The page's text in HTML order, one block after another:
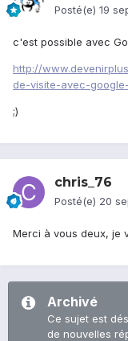
Posté(e) 19
c'est possible avec
http://
de-visite-avec-
;)
chris_76
Posté(e) 20
Merci à vous deux, je
Archivé
Ce sujet est
de nouvelles